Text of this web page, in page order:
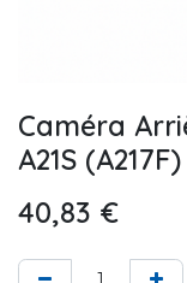
Caméra
A21S (A217F)
40,83 €